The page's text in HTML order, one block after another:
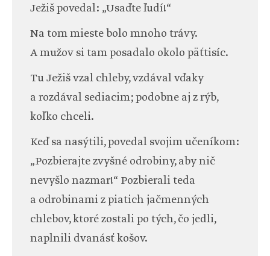
Ježiš povedal: „Usaďte ľudí!“
Na tom mieste bolo mnoho trávy.
A mužov si tam posadalo okolo päťtisíc.
Tu Ježiš vzal chleby, vzdával vďaky
a rozdával sediacim; podobne aj z rýb,
koľko chceli.
Keď sa nasýtili, povedal svojim učeníkom:
„Pozbierajte zvyšné odrobiny, aby nič
nevyšlo nazmar!“ Pozbierali teda
a odrobinami z piatich jačmenných
chlebov, ktoré zostali po tých, čo jedli,
naplnili dvanásť košov.